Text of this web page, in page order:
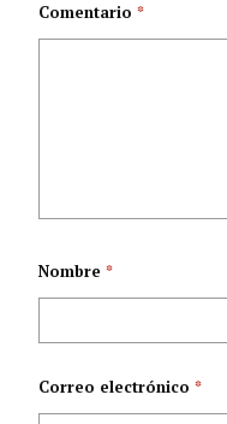
Comentario*
Nombre*
Correo electrónico*